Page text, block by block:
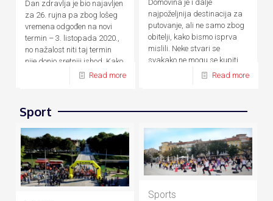
Dan zdravlja je bio najavljen
za 26. rujna pa zbog lošeg
vremena odgođen na novi
termin – 3. listopada 2020.,
no nažalost niti taj termin
nije donio sretniji ishod. Kako
Read more
Domovina je i dalje
najpoželjnija destinacija za
putovanje, ali ne samo zbog
obitelji, kako bismo isprva
mislili. Neke stvari se
svakako ne mogu se kupiti
Read more
Sport
Sports